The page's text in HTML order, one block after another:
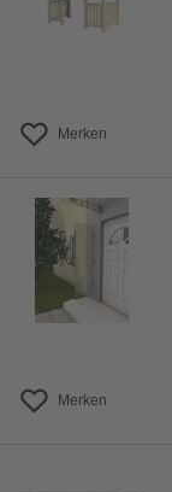
Merken
Merken